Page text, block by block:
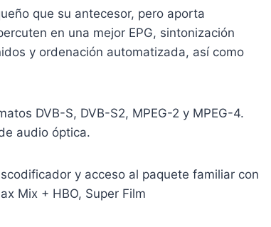
que su antecesor, pero aporta
en una mejor EPG, sintonización
y ordenación automatizada, así como
DVB-S, DVB-S2, MPEG-2 y MPEG-4.
audio óptica.
y acceso al paquete familiar con
Mix + HBO, Super Film